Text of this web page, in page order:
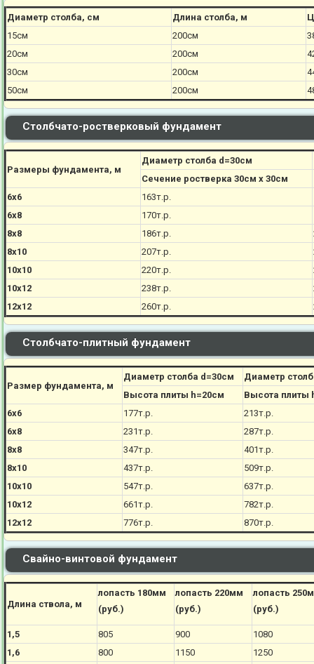
Диаметр столба, см Длина столба, м
15см
200см
20см
200см
30см
200см
50см
200см
Столбчато-ростверковый фундамент
Размеры фундамента, м
Диаметр столба d=30см
Сечение ростверка 30см х 30см
6х6
163т.р.
6х8
170т.р.
8х8
186т.р.
8х10
207т.р.
10х10
220т.р.
10х12
238т.р.
12х12
260т.р.
Столбчато-плитный фундамент
Размер фундамента, м
Диаметр столба d=30см
Диаметр
Высота плиты h=20см
Высота плиты
6х6
177т.р. 213т.р.
6х8
231т.р. 287т.р.
8х8
347т.р. 401т.р.
8х10
437т.р. 509т.р.
10х10
547т.р. 637т.р.
10х12
661т.р. 782т.р.
12х12
776т.р. 870т.р.
Свайно-винтовой фундамент
Длина ствола, м
лопасть 180мм
(руб.)
лопасть 220мм
(руб.)
лопасть
(руб.)
1,5 805 900
1080
1,6
800 1150
1250